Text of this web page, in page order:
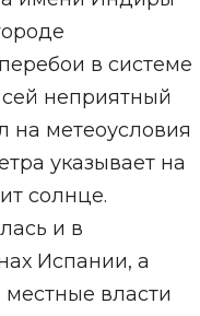
в системе
неприятный
на метеоусловия
указывает на
солнце.
и в
Испании, а
власти